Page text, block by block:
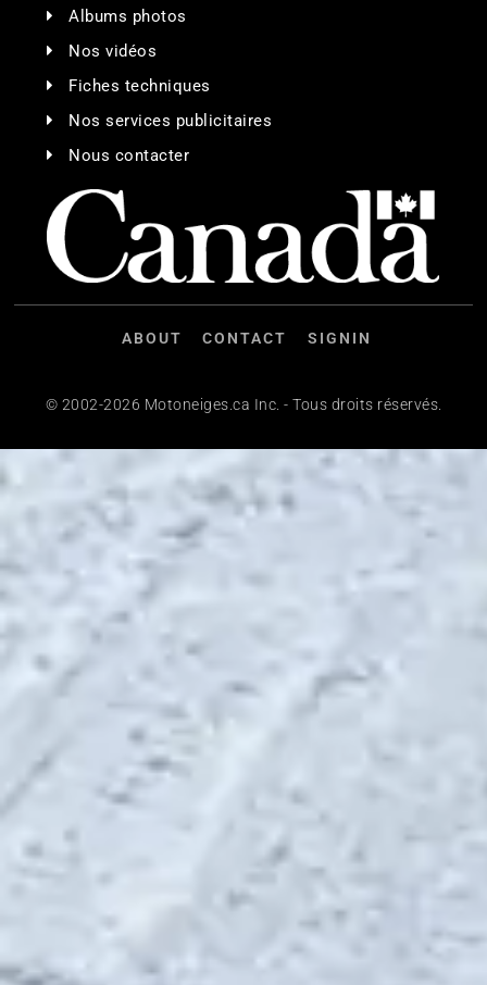
Albums photos
Nos vidéos
Fiches techniques
Nos services publicitaires
Nous contacter
ABOUT CONTACT SIGNIN
© 2002-2026 Motoneiges.ca Inc. - Tous droits réservés.